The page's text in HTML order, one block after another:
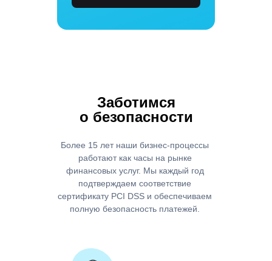
Заботимся
о безопасности
Более 15 лет наши бизнес-процессы
работают как часы на рынке
финансовых услуг. Мы каждый год
подтверждаем соответствие
сертификату PCI DSS и обеспечиваем
полную безопасность платежей.